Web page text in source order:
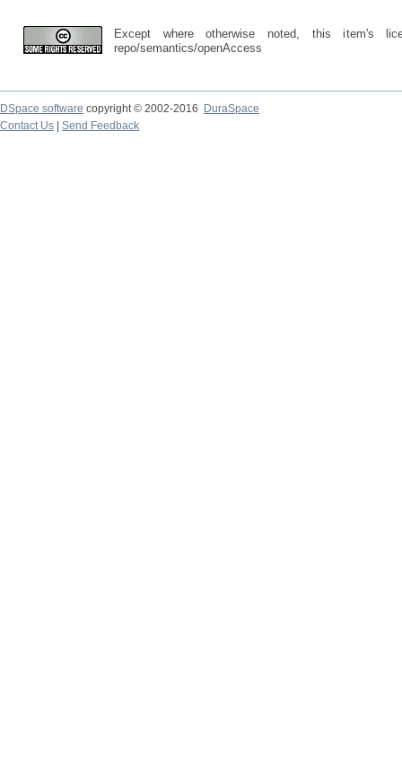
Except where otherwise noted, this item's
repo/semantics/openAccess
DSpace software copyright © 2002-2016
DuraSpace
Contact Us
Send Feedback